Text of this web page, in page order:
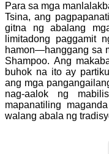
Para sa mga
Tsina, ang
gitna ng abalang
limitadong paggamit
hamon—hanggang sa
Shampoo. Ang
buhok na ito ay
ang mga
nag-aalok ng
mapanatiling
walang abala ng